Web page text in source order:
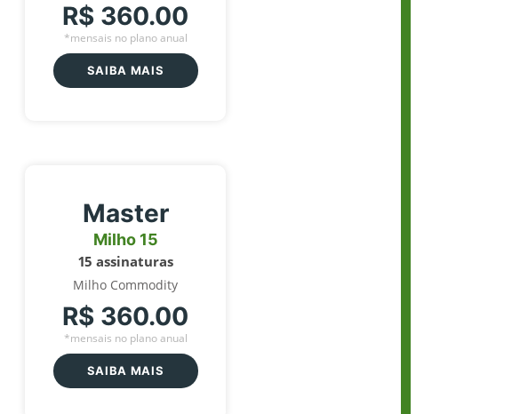
R$ 360.00
*mensais no plano anual
SAIBA MAIS
Master
Milho 15
15 assinaturas
Milho Commodity
R$ 360.00
*mensais no plano anual
SAIBA MAIS